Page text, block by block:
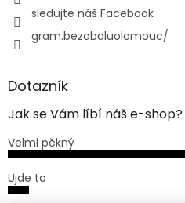
sledujte náš Facebook
gram.bezobaluolomouc/
Dotazník
Jak se Vám líbí náš e-shop?
Velmi pěkný
Ujde to